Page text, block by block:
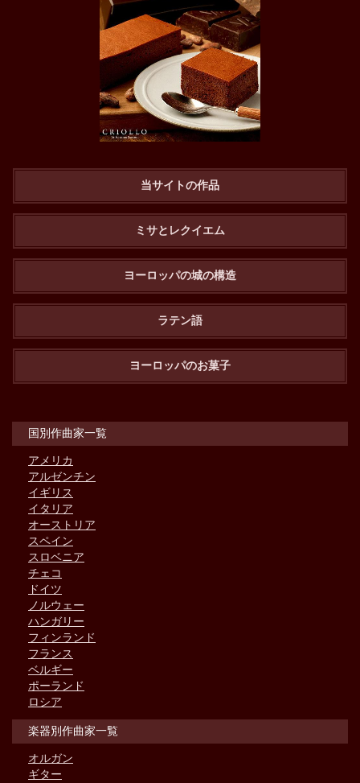
当サイトの作品
ミサとレクイエム
ヨーロッパの城の構造
ラテン語
ヨーロッパのお菓子
国別作曲家一覧
アメリカ
アルゼンチン
イギリス
イタリア
オーストリア
スペイン
スロベニア
チェコ
ドイツ
ノルウェー
ハンガリー
フィンランド
フランス
ベルギー
ポーランド
ロシア
楽器別作曲家一覧
オルガン
ギター